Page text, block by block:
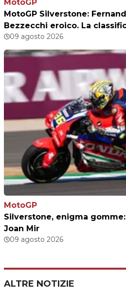
MotoGP
MotoGP Silverstone:
Bezzecchi eroico. La
09 agosto 2026
MotoGP
Silverstone, enigma
Joan Mir
09 agosto 2026
ALTRE NOTIZIE